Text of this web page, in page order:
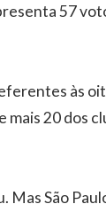
57
às
20 dos
Mas São